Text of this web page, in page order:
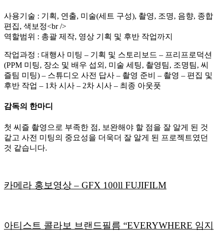
사용기술 : 기획, 연출, 미술(세트 구성), 촬영, 조명, 음향, 종합
편집, 색보정<br />
역할범위 : 총괄 제작, 영상 기획 및 후반 작업까지
작업과정 : 대행사 미팅 – 기획 및 스토리보드 – 프리프로덕션
(PPM 미팅, 장소 및 배우 섭외, 미술 세팅, 촬영팀, 조명팀, 씨
즐팀 미팅) – 스튜디오 사전 답사 – 촬영 준비 – 촬영 – 편집 및
후반 작업 – 1차 시사 – 2차 시사 – 최종 아웃풋
감독의 한마디
첫 씨즐 촬영으로 부족한 점, 보완해야 할 점을 잘 알게 된 것
같고 사전 미팅의 중요성을 더욱더 잘 알게 된 프로젝트였던
것 같습니다.
카메라 홍보영상 – GFX 100ll FUJIFILM
아티스트 콜라보 브랜드필름 “EVERYWHERE 임지